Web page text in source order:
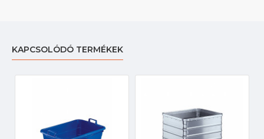
KAPCSOLÓDÓ TERMÉKEK